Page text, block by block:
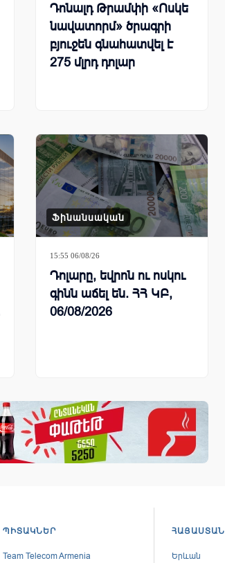
Դոնալդ Թրամփի «Ոսկե
նավատորմ» ծրագրի
բյուջեն գնահատվել է
275 մլրդ դոլար
Ֆինանսական
15:55 06/08/26
Դոլարը, եվրոն ու ոսկու
գինն աճել են. ՀՀ ԿԲ,
06/08/2026
ՊԻՏԱԿՆԵՐ
Team Telecom Armenia
ՀԱՅԱՍՏԱՆ
Երևան